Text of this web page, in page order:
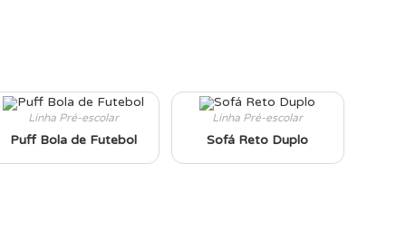
Linha Pré-escolar
Puff Bola de Futebol
Linha Pré-escolar
Sofá Reto Duplo